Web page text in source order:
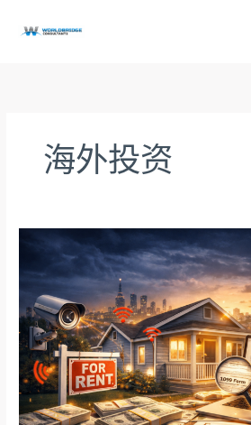
海外投资
现
你
的
出
租
房：